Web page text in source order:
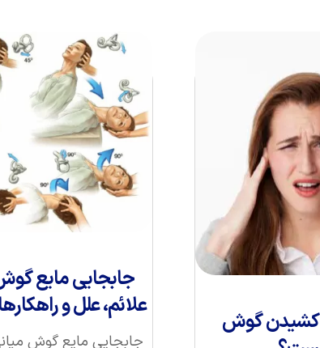
گوش
جابجایی مایع
علائم، علل و
جابجایی مایع گوش